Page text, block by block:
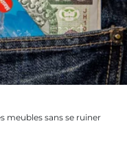
meubles sans se ruiner